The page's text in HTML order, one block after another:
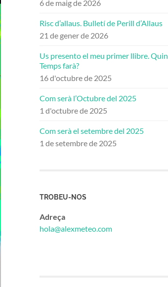
6 de maig de 2026
Risc d’allaus. Bulletí de Perill d’Allaus
21 de gener de 2026
Us presento el meu primer llibre. Quin
Temps farà?
16 d'octubre de 2025
Com serà l’Octubre del 2025
1 d'octubre de 2025
Com serà el setembre del 2025
1 de setembre de 2025
TROBEU-NOS
Adreça
hola@alexmeteo.com